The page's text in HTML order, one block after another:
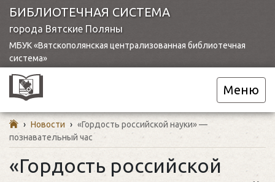
БИБЛИОТЕЧНАЯ СИСТЕМА
города Вятские Поляны
МБУК «Вятскополянская централизованная библиотечная
система»
Меню
› Новости › «Гордость российской науки» —
познавательный час
«Гордость российской